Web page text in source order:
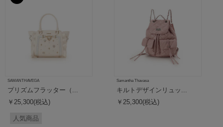
SAMANTHAVEGA
プリズムフラッター（...
￥25,300(税込)
人気商品
Samantha Thavasa
キルトデザインリュッ...
￥25,300(税込)